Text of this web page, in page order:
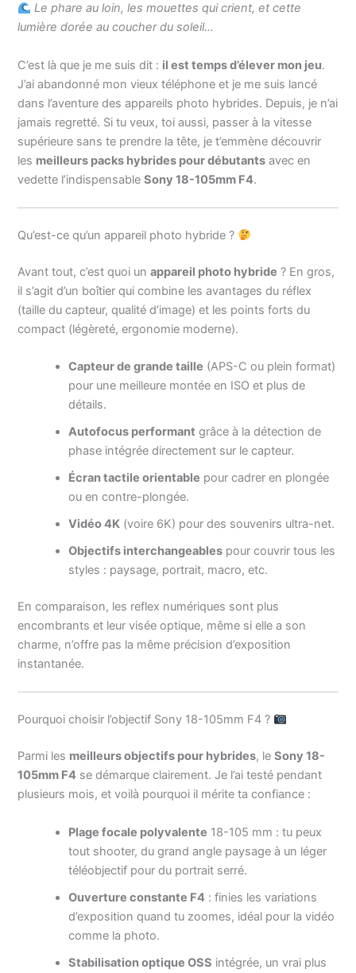
Le phare au loin, les mouettes qui crient, et cette
lumière dorée au coucher du soleil…
C’est là que je me suis dit : il est temps d’élever mon jeu.
J’ai abandonné mon vieux téléphone et je me suis lancé
dans l’aventure des appareils photo hybrides. Depuis, je n’ai
jamais regretté. Si tu veux, toi aussi, passer à la vitesse
supérieure sans te prendre la tête, je t’emmène découvrir
les meilleurs packs hybrides pour débutants avec en
vedette l’indispensableSony 18-105mm F4.
Qu’est-ce qu’un appareil photo hybride ?
Avant tout, c’est quoi unappareil photo hybride ? En gros,
il s’agit d’un boîtier qui combine les avantages du réflex
(taille du capteur, qualité d’image) et les points forts du
compact (légèreté, ergonomie moderne).
Capteur de grande taille (APS-C ou plein format)
pour une meilleure montée en ISO et plus de
détails.
Autofocus performant grâce à la détection de
phase intégrée directement sur le capteur.
Écran tactile orientable pour cadrer en plongée
ou en contre-plongée.
Vidéo 4K (voire 6K) pour des souvenirs ultra-net.
Objectifs interchangeables pour couvrir tous les
styles : paysage, portrait, macro, etc.
En comparaison, les reflex numériques sont plus
encombrants et leur visée optique, même si elle a son
charme, n’offre pas la même précision d’exposition
instantanée.
Pourquoi choisir l’objectif Sony 18-105mm F4 ?
Parmi les meilleurs objectifs pour hybrides, leSony 18-
105mm F4 se démarque clairement. Je l’ai testé pendant
plusieurs mois, et voilà pourquoi il mérite ta confiance :
Plage focale polyvalente 18-105 mm : tu peux
tout shooter, du grand angle paysage à un léger
téléobjectif pour du portrait serré.
Ouverture constante F4 : finies les variations
d’exposition quand tu zoomes, idéal pour la vidéo
comme la photo.
Stabilisation optique OSS intégrée, un vrai plus